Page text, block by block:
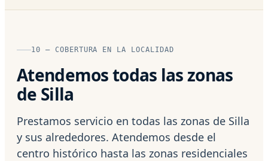
10 — COBERTURA EN LA LOCALIDAD
Atendemos todas las zonas
de Silla
Prestamos servicio en todas las zonas de Silla
y sus alrededores. Atendemos desde el
centro histórico hasta las zonas residenciales